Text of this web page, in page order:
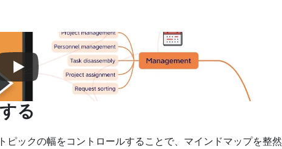
る
ピックの幅をコントロールすることで、マインドマップを整然